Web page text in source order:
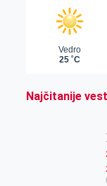
Najčitanije